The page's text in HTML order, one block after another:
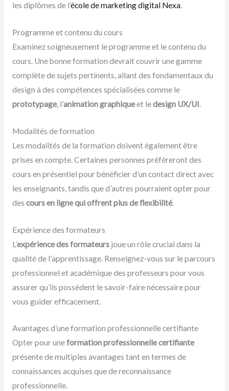
les diplômes de l’école de marketing digital Nexa.
Programme et contenu du cours
Examinez soigneusement le programme et le contenu du
cours. Une bonne formation devrait couvrir une gamme
complète de sujets pertinents, allant des fondamentaux du
design à des compétences spécialisées comme le
prototypage, l’animation graphiqueet ledesign UX/UI.
Modalités de formation
Les modalités de la formation doivent également être
prises en compte. Certaines personnes préféreront des
cours en présentiel pour bénéficier d’un contact direct avec
les enseignants, tandis que d’autres pourraient opter pour
des cours en ligne qui offrent plus de flexibilité.
Expérience des formateurs
L’expérience des formateursjoue un rôle crucial dans la
qualité de l’apprentissage. Renseignez-vous sur le parcours
professionnel et académique des professeurs pour vous
assurer qu’ils possèdent le savoir-faire nécessaire pour
vous guider efficacement.
Avantages d’une formation professionnelle certifiante
Opter pour uneformation professionnelle certifiante
présente de multiples avantages tant en termes de
connaissances acquises que de reconnaissance
professionnelle.